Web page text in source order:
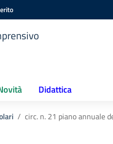
Didattica
circ. n. 21 piano annuale